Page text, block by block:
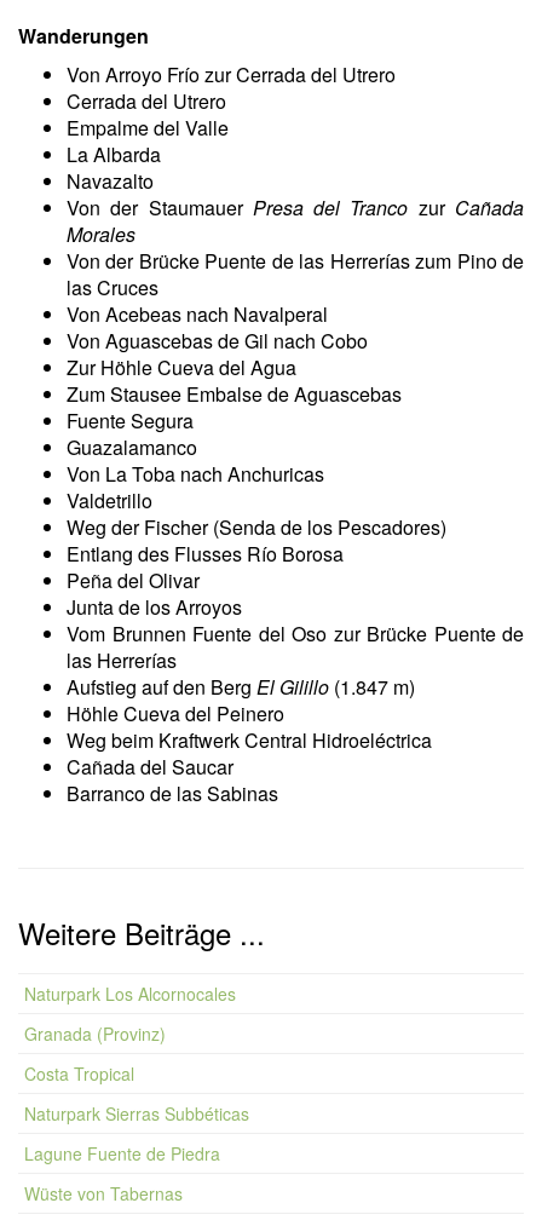
Wanderungen
Von Arroyo Frío zur Cerrada del Utrero
Cerrada del Utrero
Empalme del Valle
La Albarda
Navazalto
Von der Staumauer Presa del Tranco zur Cañada
Morales
Von der Brücke Puente de las Herrerías zum Pino de
las Cruces
Von Acebeas nach Navalperal
Von Aguascebas de Gil nach Cobo
Zur Höhle Cueva del Agua
Zum Stausee Embalse de Aguascebas
Fuente Segura
Guazalamanco
Von La Toba nach Anchuricas
Valdetrillo
Weg der Fischer (Senda de los Pescadores)
Entlang des Flusses Río Borosa
Peña del Olivar
Junta de los Arroyos
Vom Brunnen Fuente del Oso zur Brücke Puente de
las Herrerías
Aufstieg auf den Berg El Gilillo (1.847 m)
Höhle Cueva del Peinero
Weg beim Kraftwerk Central Hidroeléctrica
Cañada del Saucar
Barranco de las Sabinas
Weitere Beiträge ...
Naturpark Los Alcornocales
Granada (Provinz)
Costa Tropical
Naturpark Sierras Subbéticas
Lagune Fuente de Piedra
Wüste von Tabernas